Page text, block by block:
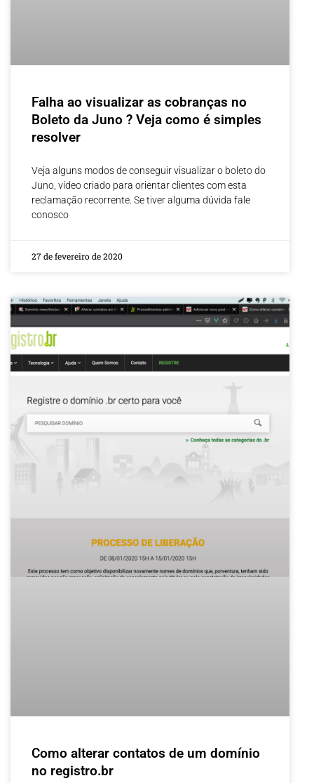
Falha ao visualizar as cobranças no
Boleto da Juno ? Veja como é simples
resolver
Veja alguns modos de conseguir visualizar o boleto do
Juno, vídeo criado para orientar clientes com esta
reclamação recorrente. Se tiver alguma dúvida fale
conosco
27 de fevereiro de 2020
Como alterar contatos de um domínio
no registro.br